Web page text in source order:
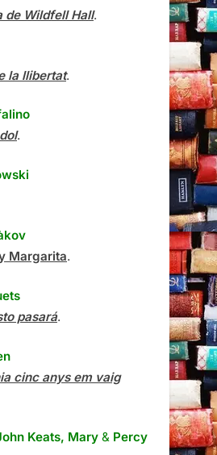
de Wildfell Hall.
la llibertat.
.
Margarita.
pasará.
cinc anys em vaig
Keats, Mary & Percy